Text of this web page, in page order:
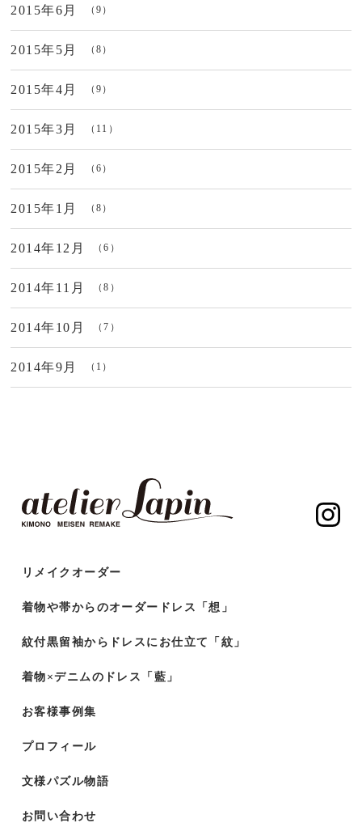
2015年6月 （9）
2015年5月 （8）
2015年4月 （9）
2015年3月 （11）
2015年2月 （6）
2015年1月 （8）
2014年12月 （6）
2014年11月 （8）
2014年10月 （7）
2014年9月 （1）
リメイクオーダー
着物や帯からのオーダードレス「想」
紋付黒留袖からドレスにお仕立て「紋」
着物×デニムのドレス「藍」
お客様事例集
プロフィール
文様パズル物語
お問い合わせ